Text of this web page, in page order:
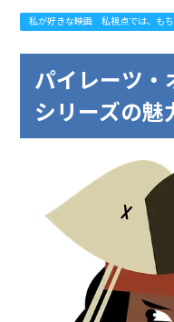
私が好きな映画 私視点では、もち
パイレーツ・
シリーズの魅